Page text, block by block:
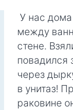
У нас
между
стене.
повадился
через
в унитаз!
раковине